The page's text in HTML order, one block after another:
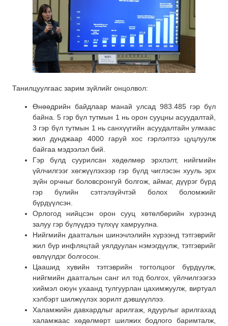
Танилцуулгаас зарим зүйлийг онцолвол:
Өнөөдрийн байдлаар манай улсад 983.485 гэр бүл
байна. 5 гэр бүл тутмын 1 нь орон сууцны асуудалтай,
3 гэр бүл тутмын 1 нь санхүүгийн асуудалтайн улмаас
жил дунджаар 4000 гаруй хос гэрлэлтээ цуцлуулж
байгаа мэдээлэл бий.
Гэр бүлд суурилсан хөдөлмөр эрхлэлт, нийгмийн
үйлчилгээг хөгжүүлэхээр гэр бүлд чиглэсэн хууль эрх
зүйн орчныг боловсронгуй болгож, аймаг, дүүрэг бүрд
гэр бүлийн сэтгэлзүйчтэй болох боломжийг
бүрдүүлсэн.
Орлогод нийцсэн орон сууц хөтөлбөрийн хүрээнд
залуу гэр бүлүүдээ түлхүү хамруулна.
Нийгмийн даатгалын шинэчлэлийн хүрээнд тэтгэврийг
жил бүр инфляцтай уялдуулан нэмэгдүүлж, тэтгэврийг
өвлүүлдэг болгосон.
Цаашид хувийн тэтгэврийн тогтолцоог бүрдүүлж,
нийгмийн даатгалын санг ил тод болгох, үйлчилгээгээ
хиймэл оюун ухаанд тулгуурлан цахимжуулж, виртуал
хэлбэрт шилжүүлэх зорилт дэвшүүллээ.
Халамжийн давхардлыг арилгаж, ядуурлыг арилгахад
халамжаас хөдөлмөрт шилжих бодлого баримталж,